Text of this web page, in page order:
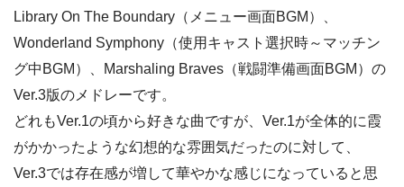
Library On The Boundary（メニュー画面BGM）、
Wonderland Symphony（使用キャスト選択時～マッチン
グ中BGM）、Marshaling Braves（戦闘準備画面BGM）の
Ver.3版のメドレーです。
どれもVer.1の頃から好きな曲ですが、Ver.1が全体的に霞
がかかったような幻想的な雰囲気だったのに対して、
Ver.3では存在感が増して華やかな感じになっていると思